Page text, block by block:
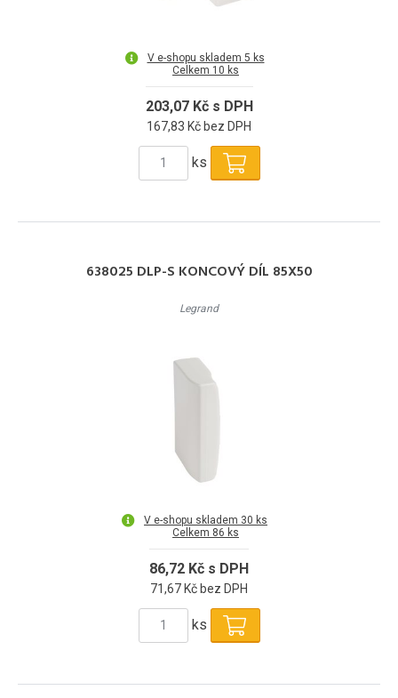
V e-shopu skladem 5 ks
Celkem 10 ks
203,07 Kč s DPH
167,83 Kč bez DPH
ks
638025 DLP-S KONCOVÝ DÍL 85X50
Legrand
V e-shopu skladem 30 ks
Celkem 86 ks
86,72 Kč s DPH
71,67 Kč bez DPH
ks